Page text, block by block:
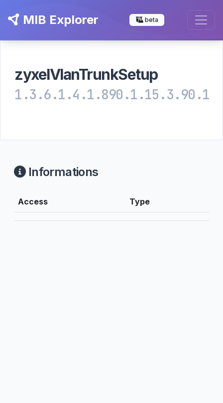
MIB Explorer beta
zyxelVlanTrunkSetup
1.3.6.1.4.1.890.1.15.3.90.1
Informations
Access Type